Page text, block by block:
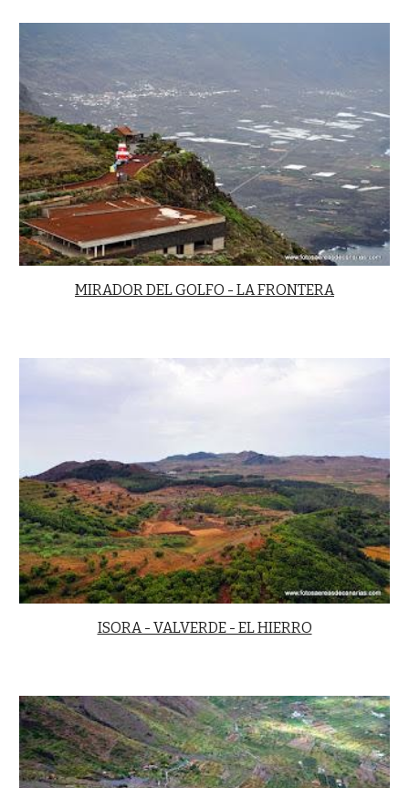
MIRADOR DEL GOLFO - LA FRONTERA
ISORA - VALVERDE - EL HIERRO